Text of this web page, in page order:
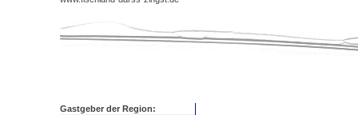
Gastgeber der Region: